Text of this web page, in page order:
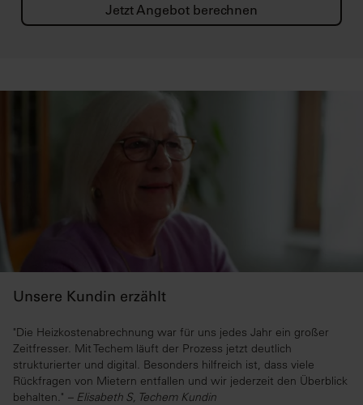
Jetzt Angebot berechnen
Unsere Kundin erzählt
"Die Heizkostenabrechnung war für uns jedes Jahr ein großer
Zeitfresser. Mit Techem läuft der Prozess jetzt deutlich
strukturierter und digital. Besonders hilfreich ist, dass viele
Rückfragen von Mietern entfallen und wir jederzeit den Überblick
behalten." – Elisabeth S, Techem Kundin